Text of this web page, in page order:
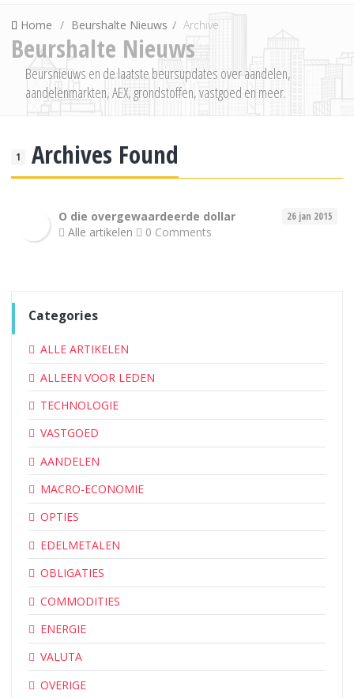
Home Beurshalte Nieuws Archive
Beurshalte Nieuws
Beursnieuws en de laatste beursupdates over aandelen,
aandelenmarkten, AEX, grondstoffen, vastgoed en meer.
1 Archives Found
26 jan 2015
O die overgewaardeerde dollar
Alle artikelen
0 Comments
Categories
ALLE ARTIKELEN
ALLEEN VOOR LEDEN
TECHNOLOGIE
VASTGOED
AANDELEN
MACRO-ECONOMIE
OPTIES
EDELMETALEN
OBLIGATIES
COMMODITIES
ENERGIE
VALUTA
OVERIGE